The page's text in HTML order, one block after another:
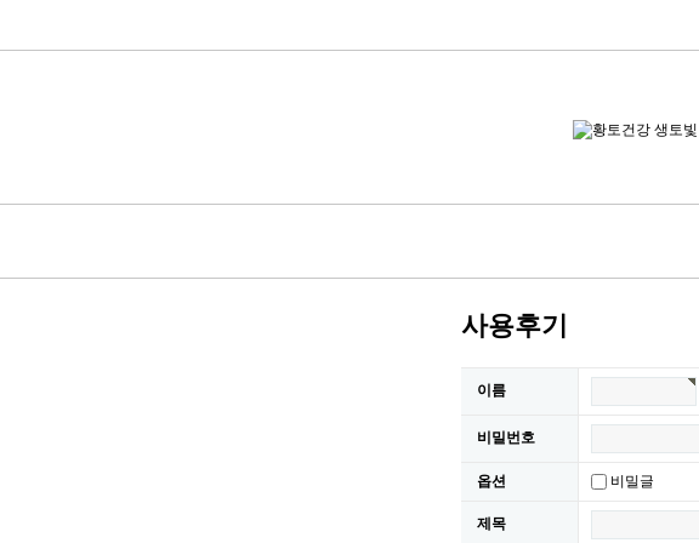
사용후기
이름
비밀번호
옵션 비밀글
제목